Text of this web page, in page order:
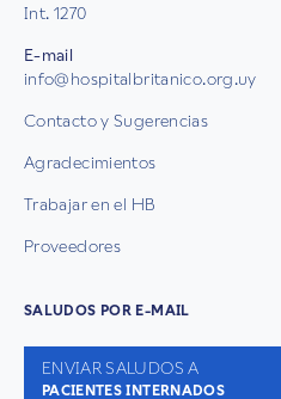
Int. 1270
E-mail
info@hospitalbritanico.org.uy
Contacto y Sugerencias
Agradecimientos
Trabajar en el HB
Proveedores
SALUDOS POR E-MAIL
ENVIAR SALUDOS A
PACIENTES INTERNADOS